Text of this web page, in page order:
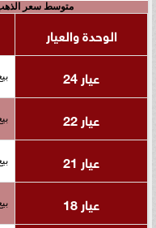
متوسط سعر الذهب
الوحدة والعيار
عيار 24
بيع 3,629
عيار 22 بيع 3,326
عيار 21 بيع 3,175
عيار 18 بيع 2,721